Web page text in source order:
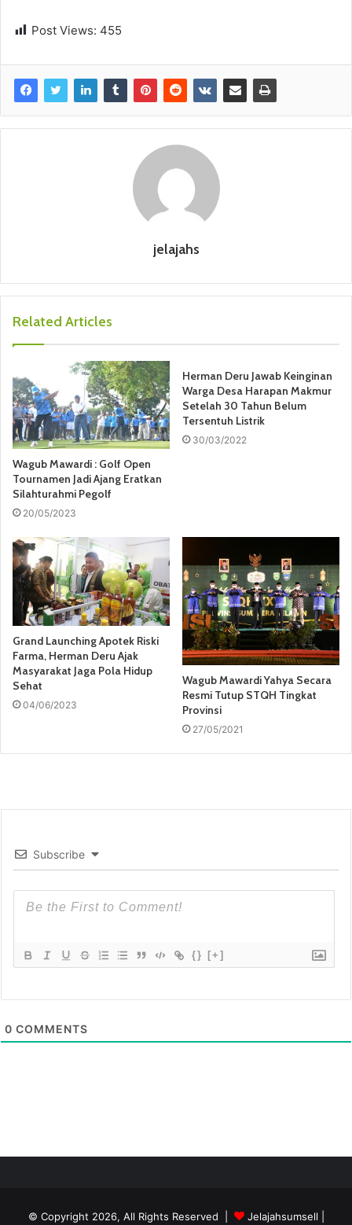
Post Views: 455
jelajahs
Related Articles
Wagub Mawardi : Golf Open
Tournamen Jadi Ajang Eratkan
Silahturahmi Pegolf
20/05/2023
Herman Deru Jawab Keinginan
Warga Desa Harapan Makmur
Setelah 30 Tahun Belum
Tersentuh Listrik
30/03/2022
Grand Launching Apotek Riski
Farma, Herman Deru Ajak
Masyarakat Jaga Pola Hidup
Sehat
04/06/2023
Wagub Mawardi Yahya Secara
Resmi Tutup STQH Tingkat
Provinsi
27/05/2021
Subscribe
{} [+]
0 COMMENTS
© Copyright 2026, All Rights Reserved | Jelajahsumsell